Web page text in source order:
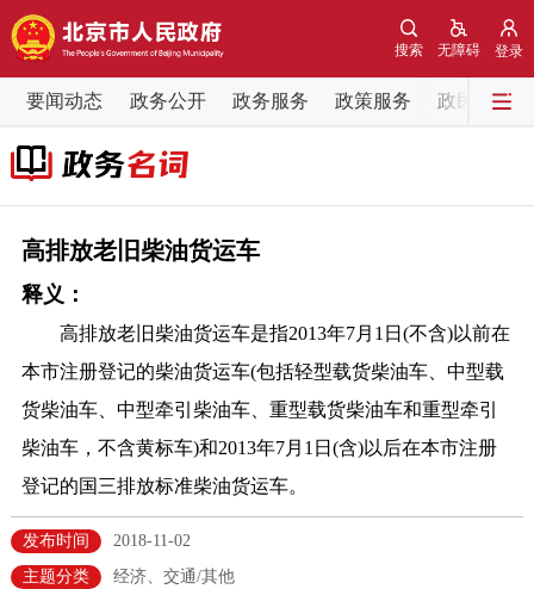
登录
无障碍
搜索
要闻动态 政务公开 政务服务 政策服务 政民互动
要闻动态
党中央精神
各区热点
政务公开
市领导 机构职能 政策服务
政策兑现 政策解读
决策公开
高排放老旧柴油货运车
释义：
高排放老旧柴油货运车是指2013年7月1日(不含)以前在
本市注册登记的柴油货运车(包括轻型载货柴油车、中型载
货柴油车、中型牵引柴油车、重型载货柴油车和重型牵引
柴油车，不含黄标车)和2013年7月1日(含)以后在本市注册
登记的国三排放标准柴油货运车。
发布时间
2018-11-02
主题分类
经济、交通/其他